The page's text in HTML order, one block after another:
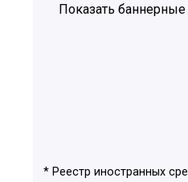
Показать
* Реестр иностранных